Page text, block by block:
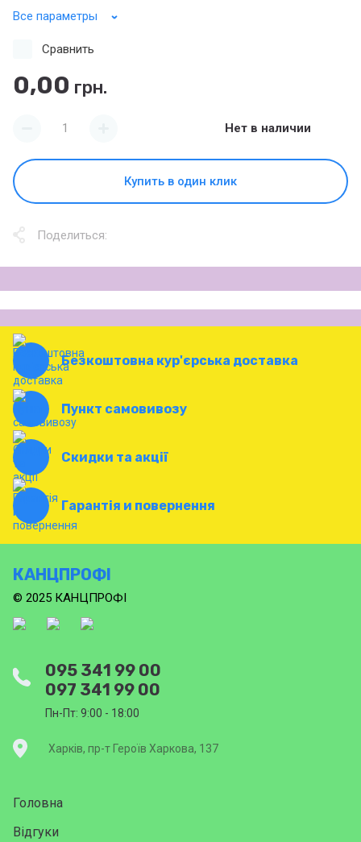
Все параметры
0,00 грн.
Сравнить
Нет в наличии
Купить в один клик
Поделиться:
Безкоштовна кур'єрська доставка
Пункт самовивозу
Скидки та акції
Гарантія и повернення
КАНЦПРОФІ
© 2025 КАНЦПРОФІ
095 341 99 00
097 341 99 00
Пн-Пт: 9:00 - 18:00
Харків, пр-т Героїв Харкова, 137
Головна
Відгуки